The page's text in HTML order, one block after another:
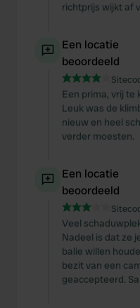
richtprijs wijkt af
Een locatie
beoordeeld
Een prima, vrij te
Leuk was de
nieuw en heel
verder moesten.
Een locatie
beoordeeld
Veel
Nadeel is dat ze
balie willen
bezit van een
geaccepteerd.